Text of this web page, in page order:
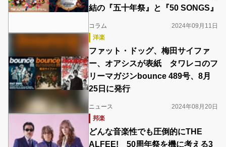
結の『五十年祭』と『50 SONGS』
コラム
2024年09月11日
洋楽
ファット・ドッグ、梅田サイファ
ー、オアシスが表紙 タワレコのフ
リーマガジンbounce 489号、8月
25日に発行
ニュース
2024年08月20日
邦楽
どんな音楽性でも圧倒的にTHE
ALFEE! 50周年祭を機に考える3